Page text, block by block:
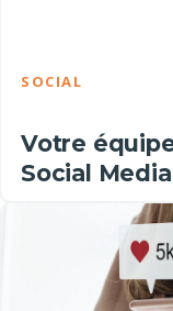
SOCIAL
Votre
Social